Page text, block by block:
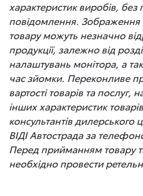
характеристик виробів,
повідомлення. Зображення
товару можуть незначно
продукції, залежно від
налаштувань монітора, а
час зйомки. Переконливе
вартості товарів та послуг,
інших характеристик
консультантів дилерського
ВІДІ Автострада за
Перед прийманням товару
необхідно провести